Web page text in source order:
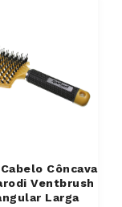
Côncava
Ventbrush
Larga